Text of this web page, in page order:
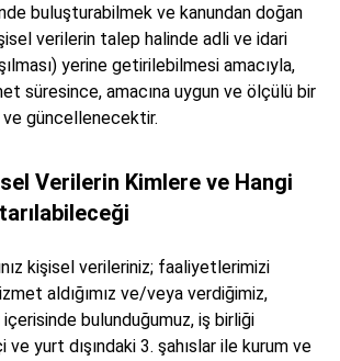
buluşturabilmek ve kanundan doğan
verilerin talep halinde adli ve idari
yerine getirilebilmesi amacıyla,
süresince, amacına uygun ve ölçülü bir
güncellenecektir.
Verilerin Kimlere ve Hangi
kişisel verileriniz; faaliyetlerimizi
aldığımız ve/veya verdiğimiz,
bulunduğumuz, iş birliği
ve yurt dışındaki 3. şahıslar ile kurum ve